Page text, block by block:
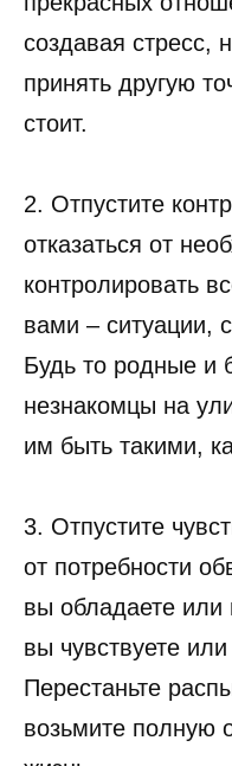
создавая стресс,
принять другую
стоит.
2. Отпустите
отказаться от
контролировать
вами – ситуации,
Будь то родные и
незнакомцы на
им быть такими,
3. Отпустите
от потребности
вы обладаете или
вы чувствуете
Перестаньте
возьмите полную